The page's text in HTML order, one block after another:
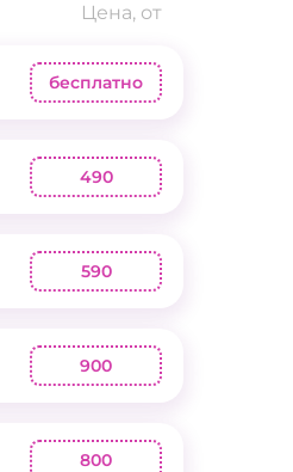
Цена, от
бесплатно
490
590
900
800